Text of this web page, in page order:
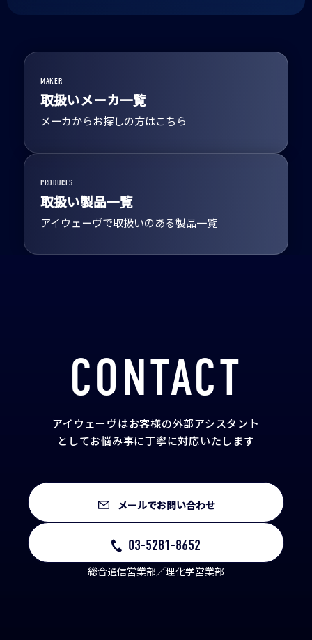
MAKER
取扱いメーカ一覧
メーカからお探しの方はこちら
PRODUCTS
取扱い製品一覧
アイウェーヴで取扱いのある製品一覧
CONTACT
アイウェーヴはお客様の外部アシスタント
としてお悩み事に丁寧に対応いたします
メールでお問い合わせ
03-5281-8652
総合通信営業部／理化学営業部